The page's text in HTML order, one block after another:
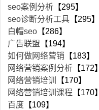
seo案例分析 【295】
seo诊断分析工具 【295】
白帽seo 【286】
广告联盟 【194】
如何做网络营销 【183】
网络营销案例分析 【172】
网络营销培训
【170】
网络营销培训课程 【170】
百度 【109】